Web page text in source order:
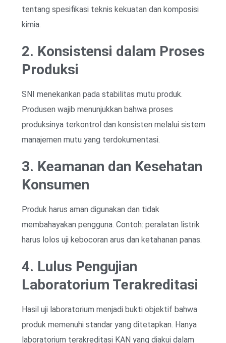
tentang spesifikasi teknis kekuatan dan komposisi
kimia.
2. Konsistensi dalam Proses
Produksi
SNI menekankan pada stabilitas mutu produk.
Produsen wajib menunjukkan bahwa proses
produksinya terkontrol dan konsisten melalui sistem
manajemen mutu yang terdokumentasi.
3. Keamanan dan Kesehatan
Konsumen
Produk harus aman digunakan dan tidak
membahayakan pengguna. Contoh: peralatan listrik
harus lolos uji kebocoran arus dan ketahanan panas.
4. Lulus Pengujian
Laboratorium Terakreditasi
Hasil uji laboratorium menjadi bukti objektif bahwa
produk memenuhi standar yang ditetapkan. Hanya
laboratorium terakreditasi KAN yang diakui dalam